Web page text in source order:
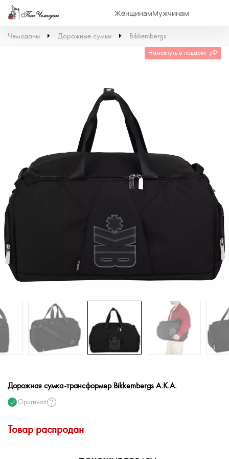
ЖенщинамМужчинам
Чемоданы Дорожные сумки Bikkembergs
Намекнуть о подарке
Дорожная сумка-трансформер Bikkembergs A.K.A.
Оригинал
Товар распродан